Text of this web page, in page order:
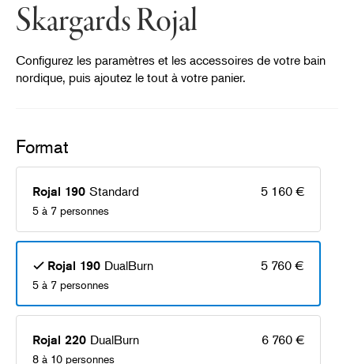
Skargards Rojal
Configurez les paramètres et les accessoires de votre bain
nordique, puis ajoutez le tout à votre panier.
Format
Rojal 190 Standard 5 160 €
5 à 7 personnes
Rojal 190 DualBurn 5 760 €
5 à 7 personnes
Rojal 220 DualBurn 6 760 €
8 à 10 personnes